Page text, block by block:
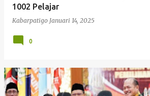
1002 Pelajar
Kabarpatigo Januari 14, 2025
0